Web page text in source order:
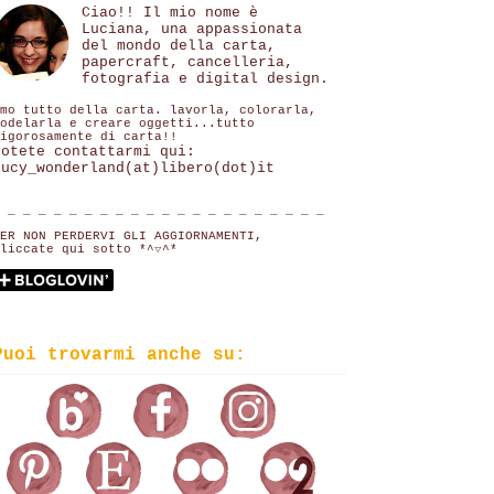
Ciao!! Il mio nome è
Luciana, una appassionata
del mondo della carta,
papercraft, cancelleria,
fotografia e digital design.
tutto della carta. lavorla, colorarla,
e creare oggetti...tutto
di carta!!
contattarmi qui:
NON PERDERVI GLI AGGIORNAMENTI,
qui sotto *^▽^*
trovarmi anche su: